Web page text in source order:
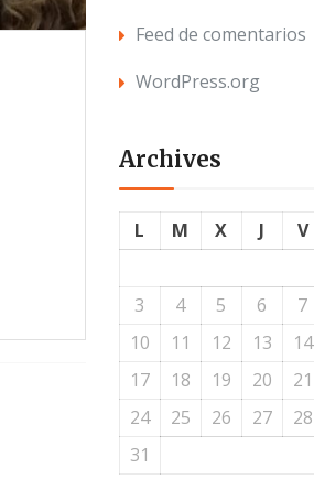
Feed de comentarios
WordPress.org
Archives
L M X J V
3
4 5 6 7
10
11 12 13 14
17
18 19 20 21
24
25 26 27 28
31